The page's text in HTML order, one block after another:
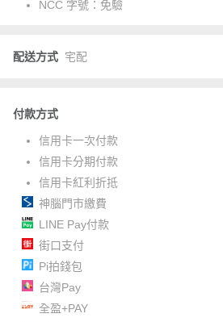
NCC 字號： 免驗
配送方式 宅配
付款方式
信用卡一次付款
信用卡分期付款
信用卡紅利折抵
神腦門市繳費
LINE Pay付款
街口支付
Pi拍錢包
台灣Pay
全盈+PAY